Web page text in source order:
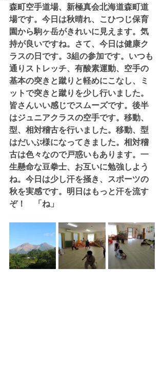
森町空手道場、新極真会北海道森町道
場です。今日は秋晴れ、こひつじ保育
園から駒ヶ岳がきれいに見えます。気
持が良いですね。さて、今日は健康ク
ラスの日です。3組の参加です。いつも
通りストレッチ、有酸素運動、空手の
基本の突きと蹴りと軽めにこなし、ミ
ットで突きと蹴りを少し行いました。
皆さんいい感じでスムーズです。後半
はジュニアクラスの空手です。移動、
型、相対稽古を行いました。移動、型
はだいぶ様になってきました。相対稽
古は色々なので戸惑いもあります。一
生懸命な豆拳士、お互いに勉強しよう
ね。今日は少し汗を掻き、スポーツの
秋を実感です。明日はもっと汗を流す
ぞ！　「ね」